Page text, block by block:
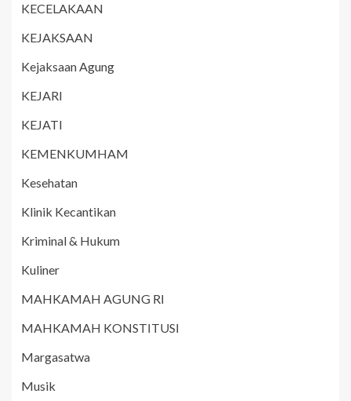
KECELAKAAN
KEJAKSAAN
Kejaksaan Agung
KEJARI
KEJATI
KEMENKUMHAM
Kesehatan
Klinik Kecantikan
Kriminal & Hukum
Kuliner
MAHKAMAH AGUNG RI
MAHKAMAH KONSTITUSI
Margasatwa
Musik